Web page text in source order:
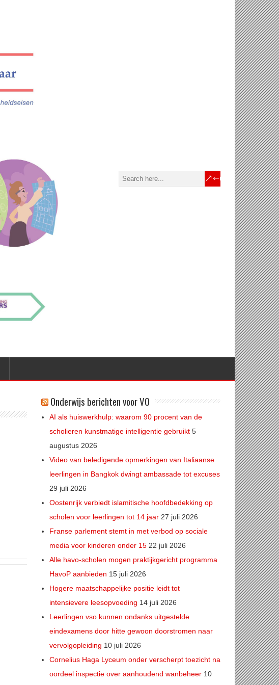
Onderwijs berichten voor VO
AI als huiswerkhulp: waarom 90 procent van de
scholieren kunstmatige intelligentie gebruikt 5
augustus 2026
Video van beledigende opmerkingen van Italiaanse
leerlingen in Bangkok dwingt ambassade tot excuses
29 juli 2026
Oostenrijk verbiedt islamitische hoofdbedekking op
scholen voor leerlingen tot 14 jaar 27 juli 2026
Franse parlement stemt in met verbod op sociale
media voor kinderen onder 15 22 juli 2026
Alle havo-scholen mogen praktijkgericht programma
HavoP aanbieden 15 juli 2026
Hogere maatschappelijke positie leidt tot
intensievere leesopvoeding 14 juli 2026
Leerlingen vso kunnen ondanks uitgestelde
eindexamens door hitte gewoon doorstromen naar
vervolgopleiding 10 juli 2026
Cornelius Haga Lyceum onder verscherpt toezicht na
oordeel inspectie over aanhoudend wanbeheer 10